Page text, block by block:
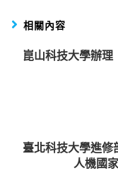
相關內容
崑山科技大學辦理
臺北科技大學進修
人機國